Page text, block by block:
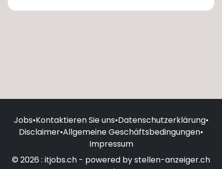
Jobs•Kontaktieren Sie uns•Datenschutzerklärung•
Disclaimer•Allgemeine Geschäftsbedingungen•
Impressum
© 2026 : itjobs.ch - powered by stellen-anzeiger.ch